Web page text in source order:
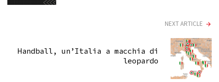
NEXT ARTICLE
Handball, un’Italia a macchia di
leopardo